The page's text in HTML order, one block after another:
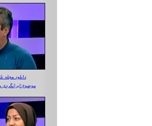
دانلود مجله
موضوع:ایرانگردی